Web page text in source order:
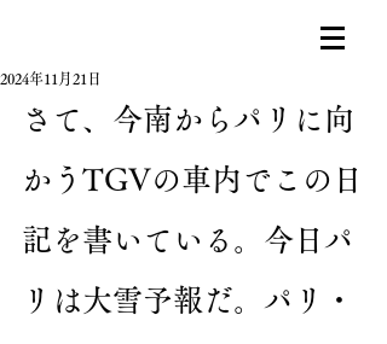
2024年11月21日
さて、今南からパリに向
かうTGVの車内でこの日
記を書いている。今日パ
リは大雪予報だ。パリ・